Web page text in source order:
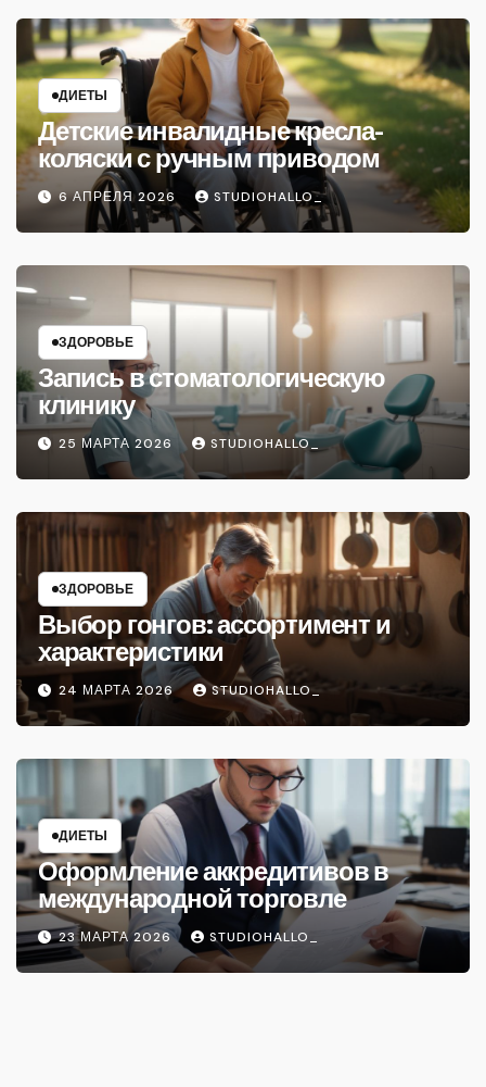
ДИЕТЫ
Детские инвалидные кресла-
коляски с ручным приводом
6 АПРЕЛЯ 2026 STUDIOHALLO_
ЗДОРОВЬЕ
Запись в стоматологическую
клинику
25 МАРТА 2026 STUDIOHALLO_
ЗДОРОВЬЕ
Выбор гонгов: ассортимент и
характеристики
24 МАРТА 2026 STUDIOHALLO_
ДИЕТЫ
Оформление аккредитивов в
международной торговле
23 МАРТА 2026 STUDIOHALLO_